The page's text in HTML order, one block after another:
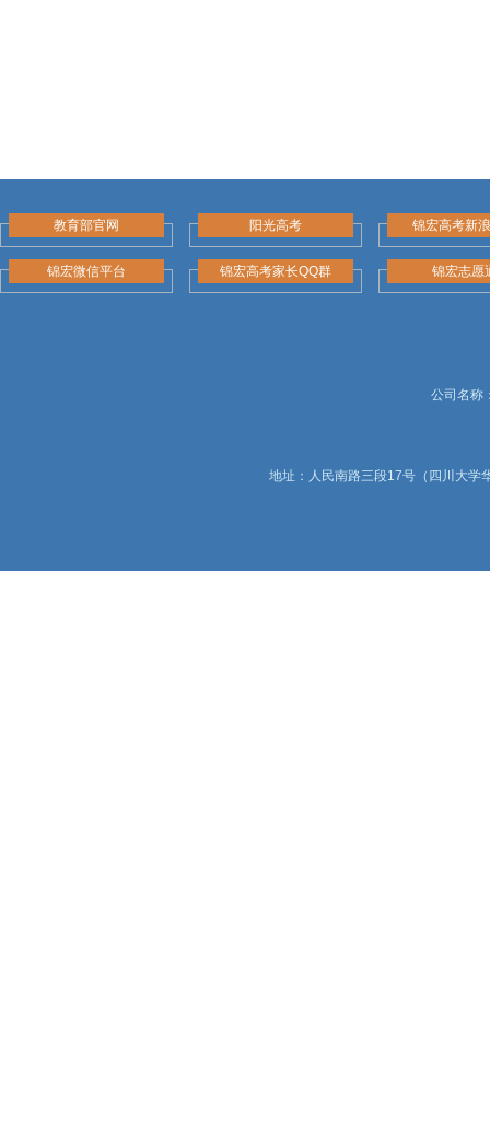
教育部官网 阳光高考 锦宏高考新
锦宏微信平台 锦宏高考家长QQ群 锦宏志愿
公司名称
地址：人民南路三段17号（四川大学